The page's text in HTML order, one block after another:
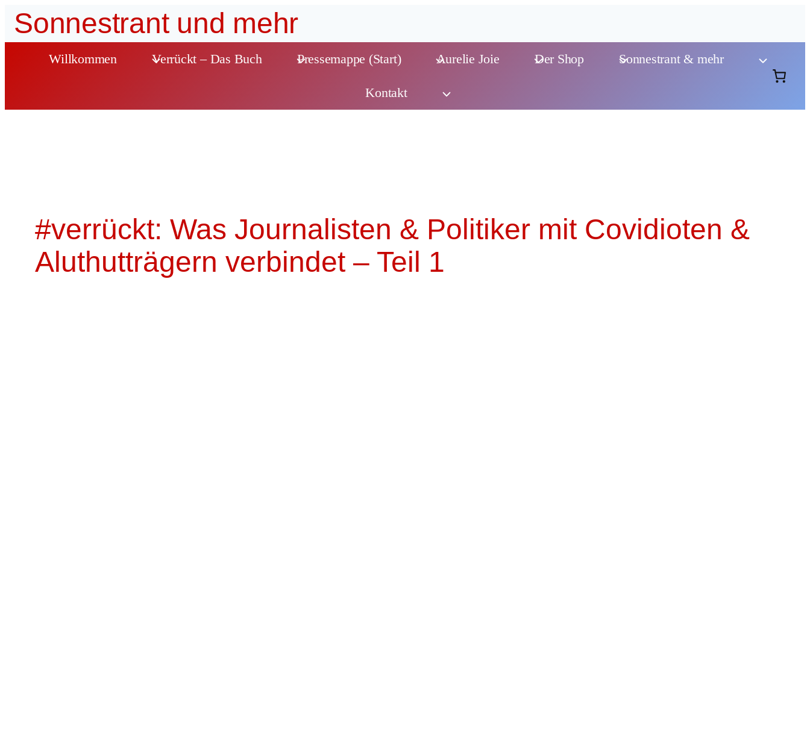
Zum
Inhalt
Sonnestrant und mehr
Willkommen Verrückt – Das Buch Pressemappe (Start) Aurelie Joie Der Shop Sonnestrant & mehr
Kontakt
#verrückt: Was Journalisten & Politiker mit Covidioten &
Aluthutträgern verbindet – Teil 1